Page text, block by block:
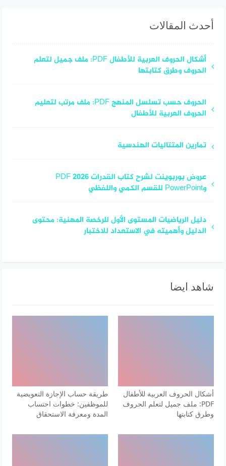
أحدث المقالات
أشكال الحروف العربية للأطفال PDF: ملف جميل لتعلم
الحروف وطرق كتابتها
الحروف حسب تسلسل المنهج PDF: ملف مرتب لتعليم
الحروف العربية للأطفال
تمارين المتتاليات الهندسية
عروض بوربوينت لشرح كتاب القدرات 2026 PDF
وPowerPoint للقسم الكمي واللفظي
دليل الرياضيات المستوى الأول للرخصة المهنية: محتوى
الدليل وأهميته في الاستعداد للاختبار
شاهد ايضا
أشكال الحروف العربية للأطفال
PDF: ملف جميل لتعلم الحروف
وطرق كتابتها
طريقة حساب الإجازة التعويضية
للموظفين: خطوات احتساب
المدة ومعرفة الاستحقاق